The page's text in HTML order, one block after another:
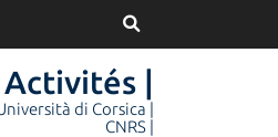
|
di Corsica |
CNRS |